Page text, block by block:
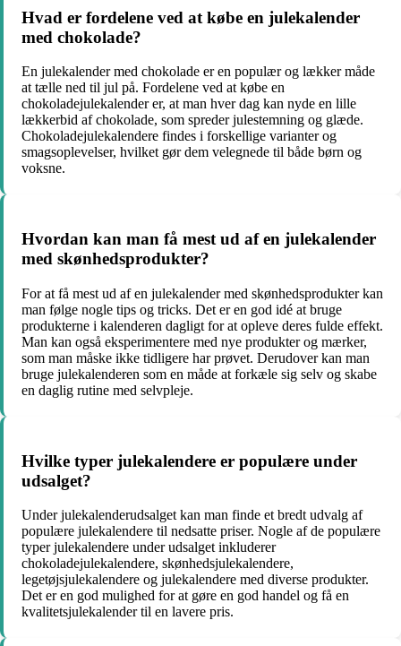
Hvad er fordelene ved at købe en julekalender
med chokolade?
En julekalender med chokolade er en populær og lækker måde
at tælle ned til jul på. Fordelene ved at købe en
chokoladejulekalender er, at man hver dag kan nyde en lille
lækkerbid af chokolade, som spreder julestemning og glæde.
Chokoladejulekalendere findes i forskellige varianter og
smagsoplevelser, hvilket gør dem velegnede til både børn og
voksne.
Hvordan kan man få mest ud af en julekalender
med skønhedsprodukter?
For at få mest ud af en julekalender med skønhedsprodukter kan
man følge nogle tips og tricks. Det er en god idé at bruge
produkterne i kalenderen dagligt for at opleve deres fulde effekt.
Man kan også eksperimentere med nye produkter og mærker,
som man måske ikke tidligere har prøvet. Derudover kan man
bruge julekalenderen som en måde at forkæle sig selv og skabe
en daglig rutine med selvpleje.
Hvilke typer julekalendere er populære under
udsalget?
Under julekalenderudsalget kan man finde et bredt udvalg af
populære julekalendere til nedsatte priser. Nogle af de populære
typer julekalendere under udsalget inkluderer
chokoladejulekalendere, skønhedsjulekalendere,
legetøjsjulekalendere og julekalendere med diverse produkter.
Det er en god mulighed for at gøre en god handel og få en
kvalitetsjulekalender til en lavere pris.